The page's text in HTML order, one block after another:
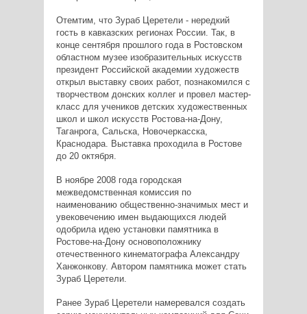
Отемтим, что Зураб Церетели - нередкий
гость в кавказских регионах России. Так, в
конце сентября прошлого года в Ростовском
областном музее изобразительных искусств
президент Российской академии художеств
открыл выставку своих работ, познакомился с
творчеством донских коллег и провел мастер-
класс для учеников детских художественных
школ и школ искусств Ростова-на-Дону,
Таганрога, Сальска, Новочеркасска,
Краснодара. Выставка проходила в Ростове
до 20 октября.
В ноябре 2008 года городская
межведомственная комиссия по
наименованию общественно-значимых мест и
увековечению имен выдающихся людей
одобрила идею установки памятника в
Ростове-на-Дону основоположнику
отечественного кинематографа Александру
Ханжонкову. Автором памятника может стать
Зураб Церетели.
Ранее Зураб Церетели намеревался создать